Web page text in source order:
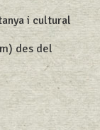
i cultural
des del